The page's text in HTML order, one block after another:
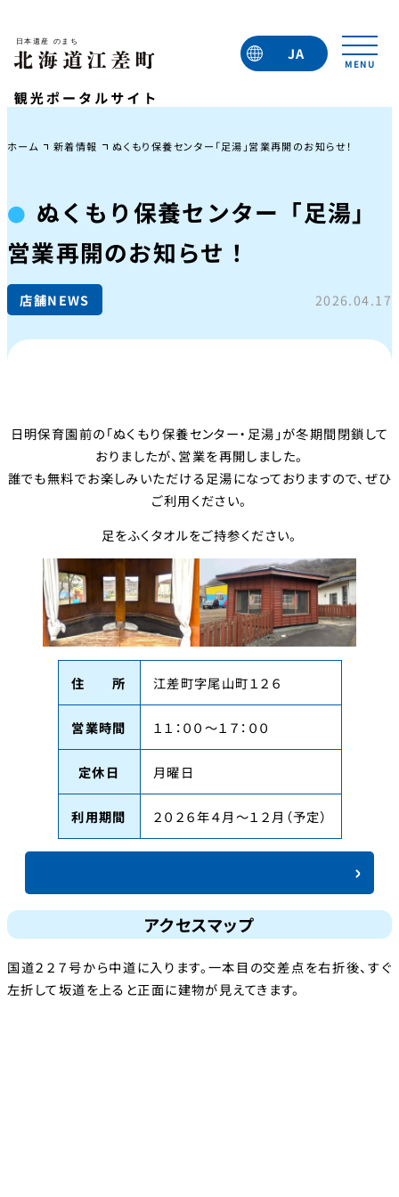
JA
EN
KO
ホーム 新着情報 ぬくもり保養センター「足湯」営業再開のお知らせ！
ぬくもり保養センター「足湯」
営業再開のお知らせ！
店舗NEWS 2026.04.17
日明保育園前の「ぬくもり保養センター・足湯」が冬期間閉鎖して
おりましたが、営業を再開しました。
誰でも無料でお楽しみいただける足湯になっておりますので、ぜひ
ご利用ください。
足をふくタオルをご持参ください。
住 所 江差町字尾山町１２６
営業時間 １１：００～１７：００
定休日 月曜日
利用期間 ２０２６年４月～１２月（予定）
アクセスマップ
国道２２７号から中道に入ります。一本目の交差点を右折後、すぐ
左折して坂道を上ると正面に建物が見えてきます。